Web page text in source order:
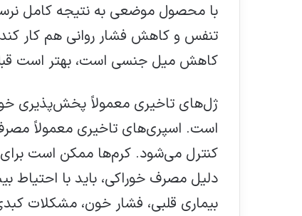
با محصول موضعی به نتیجه کامل
تنفس و کاهش فشار روانی هم کار
کاهش میل جنسی است، بهتر است
ژل‌های تاخیری معمولاً پخش‌پذیری
است. اسپری‌های تاخیری معمولاً
کنترل می‌شود. کرم‌ها ممکن است
دلیل مصرف خوراکی، باید با احتیاط
بیماری قلبی، فشار خون، مشکلات